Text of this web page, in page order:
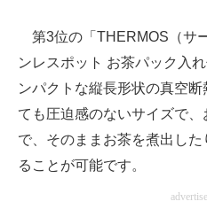
第3位の「THERMOS（サ
ンレスポット お茶パック入
ンパクトな縦長形状の真空
ても圧迫感のないサイズで
で、そのままお茶を煮出し
ることが可能です。